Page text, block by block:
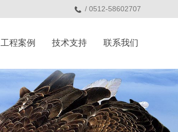
/ 0512-58602707
工程案例 技术支持 联系我们